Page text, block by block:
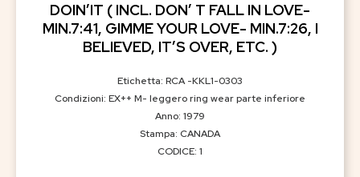
DOIN’IT ( INCL. DON’ T FALL IN LOVE-
MIN.7:41, GIMME YOUR LOVE- MIN.7:26, I
BELIEVED, IT’S OVER, ETC. )
Etichetta: RCA -KKL1-0303
Condizioni: EX++ M- leggero ring wear parte inferiore
Anno: 1979
Stampa: CANADA
CODICE: 1